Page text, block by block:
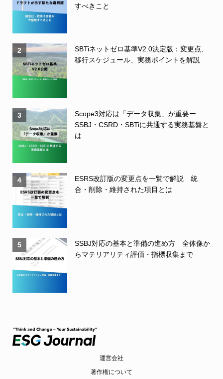
すべきこと
2
SBTiネットゼロ基準V2.0決定版：変更点、
移行スケジュール、実務ポイントを解説
3
Scope3対応は「データ収集」が重要ー
SSBJ・CSRD・SBTiに共通する実務基盤と
は
4
ESRS改訂版の変更点を一覧で解説 統
合・削除・維持された項目とは
5
SSBJ対応の基本と準備の進め方 全体像か
らマテリアリティ評価・指標収集まで
運営会社
著作権について